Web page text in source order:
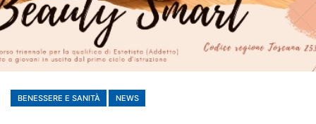
BENESSERE E SANITÀ NEWS